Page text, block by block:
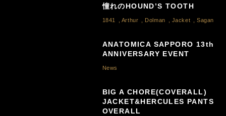
憧れのHOUND’S TOOTH
1841 Arthur Dolman Jacket ,Sagan
ANATOMICA SAPPORO 13th
ANNIVERSARY EVENT
News
BIG A CHORE(COVERALL)
JACKET&HERCULES PANTS
OVERALL